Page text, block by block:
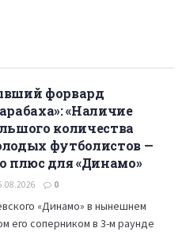
форвард
«Наличие
количества
футболистов —
плюс для «Динамо»
0
«Динамо» в нынешнем
его соперником в 3-м раунде